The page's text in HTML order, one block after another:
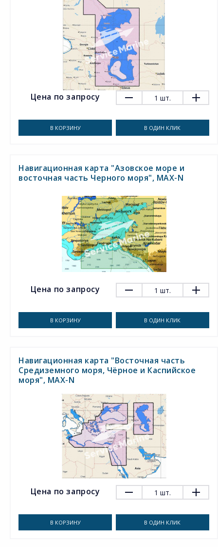
Цена по запросу 1 шт.
В КОРЗИНУ В ОДИН КЛИК
Навигационная карта "Азовское море и
восточная часть Черного моря", MAX-N
Цена по запросу 1 шт.
В КОРЗИНУ В ОДИН КЛИК
Навигационная карта "Восточная часть
Средиземного моря, Чёрное и Каспийское
моря", MAX-N
Цена по запросу 1 шт.
В КОРЗИНУ В ОДИН КЛИК